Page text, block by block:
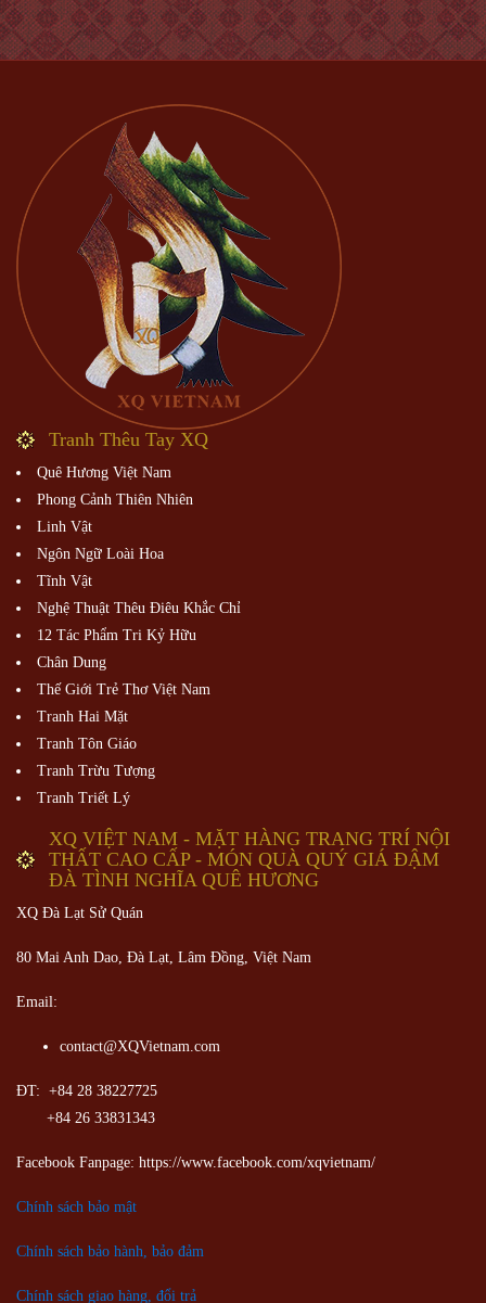
Tranh Thêu Tay XQ
Quê Hương Việt Nam
Phong Cảnh Thiên Nhiên
Linh Vật
Ngôn Ngữ Loài Hoa
Tĩnh Vật
Nghệ Thuật Thêu Điêu Khắc Chỉ
12 Tác Phẩm Tri Kỷ Hữu
Chân Dung
Thế Giới Trẻ Thơ Việt Nam
Tranh Hai Mặt
Tranh Tôn Giáo
Tranh Trừu Tượng
Tranh Triết Lý
XQ VIỆT NAM - MẶT HÀNG TRANG TRÍ NỘI
THẤT CAO CẤP - MÓN QUÀ QUÝ GIÁ ĐẬM
ĐÀ TÌNH NGHĨA QUÊ HƯƠNG
XQ Đà Lạt Sử Quán
80 Mai Anh Dao, Đà Lạt, Lâm Đồng, Việt Nam
Email:
contact@XQVietnam.com
ĐT: +84 28 38227725
+84 26 33831343
Facebook Fanpage: https://www.facebook.com/xqvietnam/
Chính sách bảo mật
Chính sách bảo hành, bảo đảm
Chính sách giao hàng, đổi trả